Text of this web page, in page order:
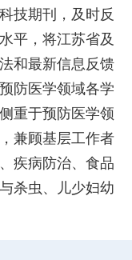
技期刊，及时反
平，将江苏省及
和最新信息反馈
防医学领域各学
重于预防医学领
兼顾基层工作者
疾病防治、食品
杀虫、儿少妇幼